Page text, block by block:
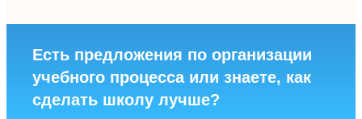
Есть предложения по организации
учебного процесса или знаете, как
сделать школу лучше?